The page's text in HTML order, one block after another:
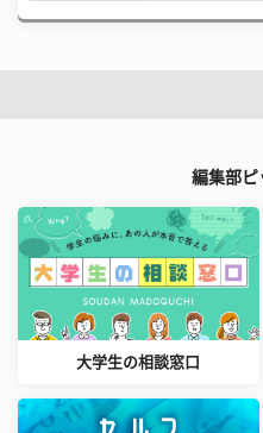
編集部ピ
大学生の相談窓口